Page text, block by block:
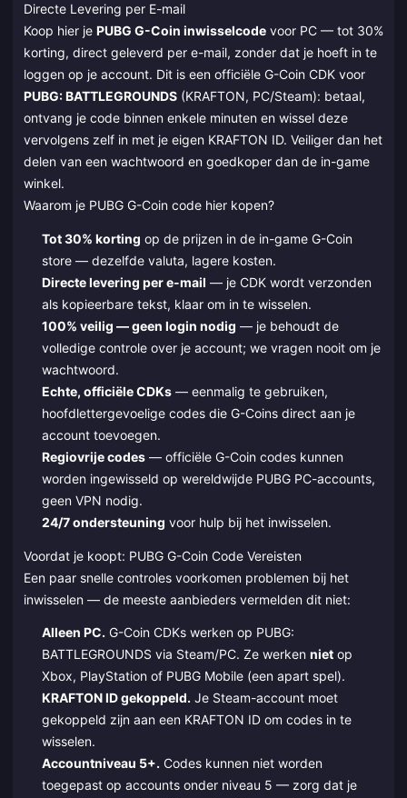
Directe Levering per E-mail
Koop hier je PUBG G-Coin inwisselcode voor PC — tot 30%
korting, direct geleverd per e-mail, zonder dat je hoeft in te
loggen op je account. Dit is een officiële G-Coin CDK voor
PUBG: BATTLEGROUNDS (KRAFTON, PC/Steam): betaal,
ontvang je code binnen enkele minuten en wissel deze
vervolgens zelf in met je eigen KRAFTON ID. Veiliger dan het
delen van een wachtwoord en goedkoper dan de in-game
winkel.
Waarom je PUBG G-Coin code hier kopen?
Tot 30% korting op de prijzen in de in-game G-Coin
store — dezelfde valuta, lagere kosten.
Directe levering per e-mail — je CDK wordt verzonden
als kopieerbare tekst, klaar om in te wisselen.
100% veilig — geen login nodig — je behoudt de
volledige controle over je account; we vragen nooit om je
wachtwoord.
Echte, officiële CDKs— eenmalig te gebruiken,
hoofdlettergevoelige codes die G-Coins direct aan je
account toevoegen.
Regiovrije codes— officiële G-Coin codes kunnen
worden ingewisseld op wereldwijde PUBG PC-accounts,
geen VPN nodig.
24/7 ondersteuning voor hulp bij het inwisselen.
Voordat je koopt: PUBG G-Coin Code Vereisten
Een paar snelle controles voorkomen problemen bij het
inwisselen — de meeste aanbieders vermelden dit niet:
Alleen PC. G-Coin CDKs werken op PUBG:
BATTLEGROUNDS via Steam/PC. Ze werken nietop
Xbox, PlayStation of PUBG Mobile (een apart spel).
KRAFTON ID gekoppeld. Je Steam-account moet
gekoppeld zijn aan een KRAFTON ID om codes in te
wisselen.
Accountniveau 5+. Codes kunnen niet worden
toegepast op accounts onder niveau 5 — zorg dat je